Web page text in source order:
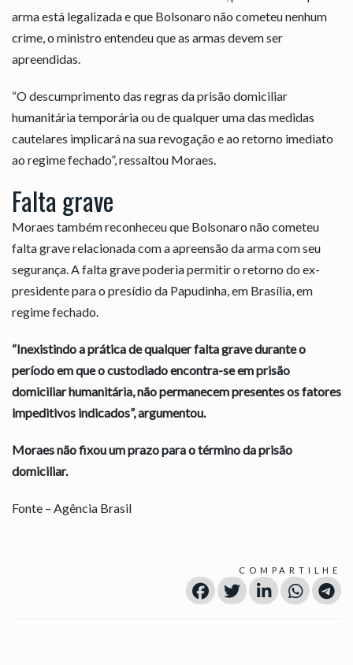
arma está legalizada e que Bolsonaro não cometeu nenhum
crime, o ministro entendeu que as armas devem ser
apreendidas.
“O descumprimento das regras da prisão domiciliar
humanitária temporária ou de qualquer uma das medidas
cautelares implicará na sua revogação e ao retorno imediato
ao regime fechado”, ressaltou Moraes.
Falta grave
Moraes também reconheceu que Bolsonaro não cometeu
falta grave relacionada com a apreensão da arma com seu
segurança. A falta grave poderia permitir o retorno do ex-
presidente para o presídio da Papudinha, em Brasília, em
regime fechado.
“Inexistindo a prática de qualquer falta grave durante o
período em que o custodiado encontra-se em prisão
domiciliar humanitária, não permanecem presentes os fatores
impeditivos indicados”, argumentou.
Moraes não fixou um prazo para o término da prisão
domiciliar.
Fonte – Agência Brasil
COMPARTILHE